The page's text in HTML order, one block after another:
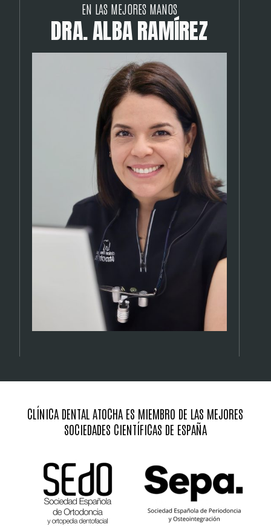
EN LAS MEJORES MANOS
DRA.ALBARAMÍREZ
CLÍNICA DENTAL ATOCHA ES MIEMBRO DE LAS MEJORES
SOCIEDADES CIENTÍFICAS DE ESPAÑA